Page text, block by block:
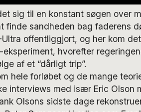
sig til en konstant søgen over
finde sandheden bag faderens
offentliggjort, og her kom
eksperiment, hvorefter
af et “dårligt trip”.
hele forløbet og de mange
interviews med især Eric Olson
Olsons sidste dage